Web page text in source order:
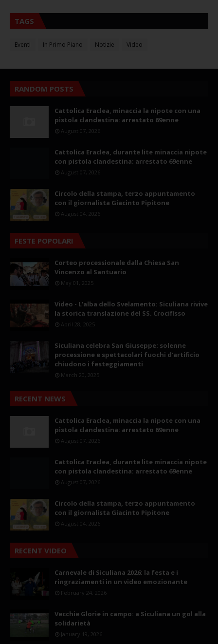
TAGS
Eventi In Primo Piano Notizie Video
RANDOM POSTS
Cattolica Eraclea, minaccia la nipote con una
pistola clandestina: arrestato 69enne
August 07, 2026
Cattolica Eraclea, durante lite minaccia nipote
con pistola clandestina: arrestato 69enne
August 07, 2026
Circolo della stampa, terzo appuntamento
con il giornalista Giacinto Pipitone
August 04, 2026
FESTE POPOLARI
Corteo processionale dalla Chiesa San
Vincenzo al Santuario
May 01, 2025
Video - L'alba dello Svelamento: Siculiana rivive
la storica translazione del SS. Crocifisso
April 28, 2025
Siculiana celebra San Giuseppe: solenne
processione e spettacolari fuochi d’artificio
chiudono i festeggiamenti
March 20, 2025
RECENT NEWS
Cattolica Eraclea, minaccia la nipote con una
pistola clandestina: arrestato 69enne
August 07, 2026
Cattolica Eraclea, durante lite minaccia nipote
con pistola clandestina: arrestato 69enne
August 07, 2026
Circolo della stampa, terzo appuntamento
con il giornalista Giacinto Pipitone
August 04, 2026
RECENT VIDEO
Carnevale di Siculiana 2026: la festa e i
ringraziamenti in un video emozionante
February 24, 2026
Vecchie Glorie in campo: a Siculiana un gol alla
solidarietà
January 19, 2026